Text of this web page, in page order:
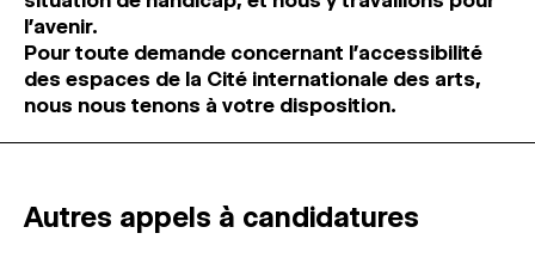
l’avenir.
Pour toute demande concernant l’accessibilité́
des espaces de la Cité internationale des arts,
nous nous tenons à votre disposition.
Autres appels à candidatures